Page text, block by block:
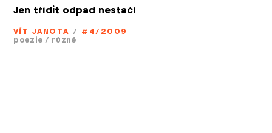
Jen třídit odpad nestačí
VÍT JANOTA / #4/2009
poezie / různé